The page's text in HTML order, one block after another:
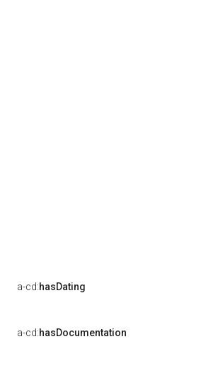
a-cd:hasDating
a-cd:hasDocumentation